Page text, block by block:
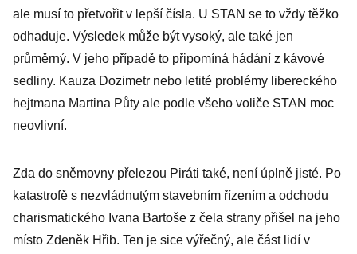
ale musí to přetvořit v lepší čísla. U STAN se to vždy těžko
odhaduje. Výsledek může být vysoký, ale také jen
průměrný. V jeho případě to připomíná hádání z kávové
sedliny. Kauza Dozimetr nebo letité problémy libereckého
hejtmana Martina Půty ale podle všeho voliče STAN moc
neovlivní.
Zda do sněmovny přelezou Piráti také, není úplně jisté. Po
katastrofě s nezvládnutým stavebním řízením a odchodu
charismatického Ivana Bartoše z čela strany přišel na jeho
místo Zdeněk Hřib. Ten je sice výřečný, ale část lidí v